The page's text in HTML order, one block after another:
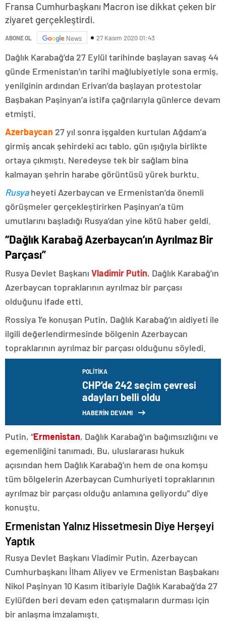
Fransa Cumhurbaşkanı Macron ise dikkat çeken bir
ziyaret gerçekleştirdi.
ABONE OL News 27 Kasım 2020 01:43
Dağlık Karabağ’da 27 Eylül tarihinde başlayan savaş 44
günde Ermenistan’ın tarihi mağlubiyetiyle sona ermiş,
yenilginin ardından Erivan’da başlayan protestolar
Başbakan Paşinyan’a istifa çağrılarıyla günlerce devam
etmişti.
Azerbaycan 27 yıl sonra işgalden kurtulan Ağdam’a
girmiş ancak şehirdeki acı tablo, gün ışığıyla birlikte
ortaya çıkmıştı. Neredeyse tek bir sağlam bina
kalmayan şehrin harabe görüntüsü yürek burktu.
Rusyaheyeti Azerbaycan ve Ermenistan’da önemli
görüşmeler gerçekleştirirken Paşinyan’a tüm
umutlarını başladığı Rusya’dan yine kötü haber geldi.
“Dağlık Karabağ Azerbaycan’ın Ayrılmaz Bir
Parçası”
Rusya Devlet Başkanı Vladimir Putin, Dağlık Karabağ’ın
Azerbaycan topraklarının ayrılmaz bir parçası
olduğunu ifade etti.
Rossiya 1’e konuşan Putin, Dağlık Karabağ’ın aidiyeti ile
ilgili değerlendirmesinde bölgenin Azerbaycan
topraklarının ayrılmaz bir parçası olduğunu söyledi.
POLITIKA
CHP’de 242 seçim çevresi
adayları belli oldu
HABERİN DEVAMI
Putin, “Ermenistan, Dağlık Karabağ’ın bağımsızlığını ve
egemenliğini tanımadı. Bu, uluslararası hukuk
açısından hem Dağlık Karabağ’ın hem de ona komşu
tüm bölgelerin Azerbaycan Cumhuriyeti topraklarının
ayrılmaz bir parçası olduğu anlamına geliyordu” diye
konuştu.
Ermenistan Yalnız Hissetmesin Diye Herşeyi
Yaptık
Rusya Devlet Başkanı Vladimir Putin, Azerbaycan
Cumhurbaşkanı İlham Aliyev ve Ermenistan Başbakanı
Nikol Paşinyan 10 Kasım itibariyle Dağlık Karabağ’da 27
Eylül’den beri devam eden çatışmaların durması için
bir anlaşma imzalamıştı.